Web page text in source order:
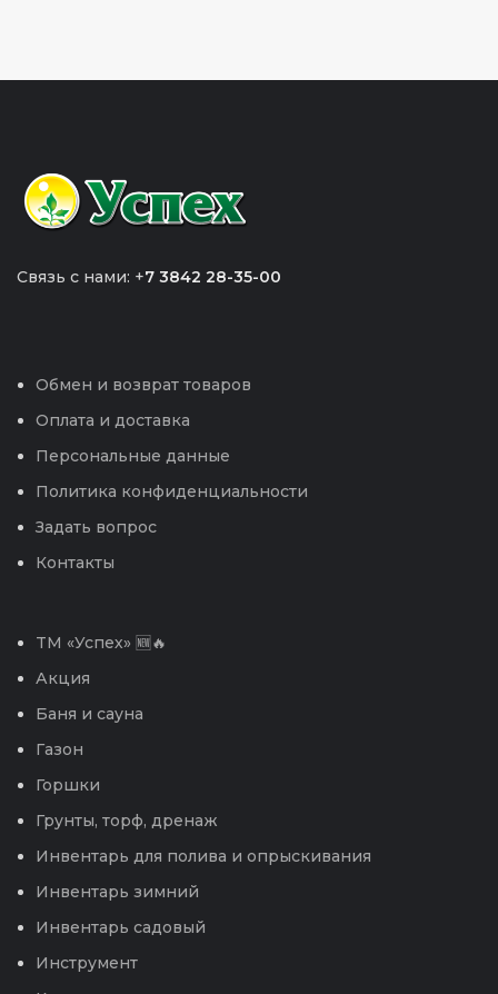
Связь с нами: +7 3842 28-35-00
Обмен и возврат товаров
Оплата и доставка
Персональные данные
Политика конфиденциальности
Задать вопрос
Контакты
TM «Успех» 🆕🔥
Акция
Баня и сауна
Газон
Горшки
Грунты, торф, дренаж
Инвентарь для полива и опрыскивания
Инвентарь зимний
Инвентарь садовый
Инструмент